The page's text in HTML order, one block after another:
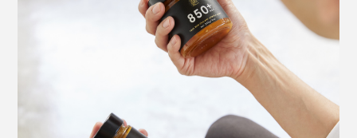
他社のマヌカハニー入りのど飴
マヌカの木は、先住民マオリ族の間で「復活の木」と呼ばれ、古くからケガや病
『トゥルーハニー』の養蜂家の重要な仕事のひとつが、
巣箱の配置タイミングを見極めること。ピュアな「マヌ